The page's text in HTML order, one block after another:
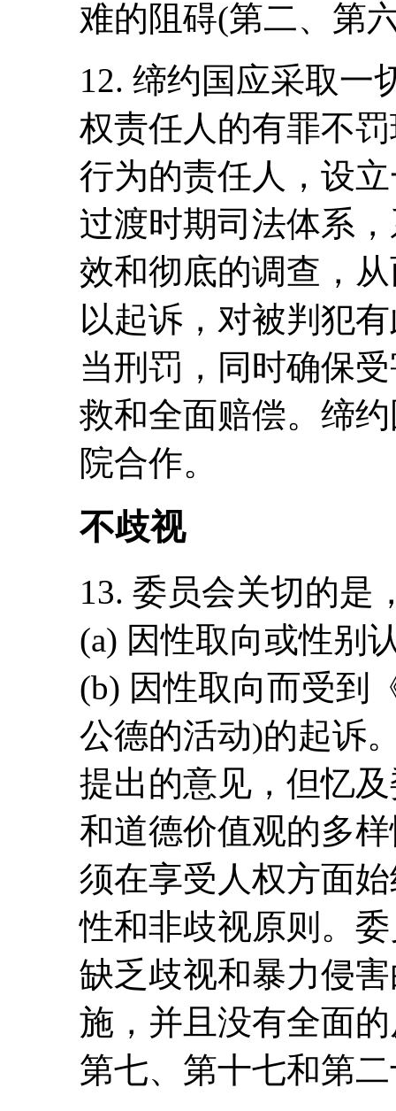
难的阻碍(第二、第
12. 缔约国应采取一
权责任人的有罪不
行为的责任人，设
过渡时期司法体系
效和彻底的调查，
以起诉，对被判犯
当刑罚，同时确保
救和全面赔偿。缔
院合作。
不歧视
13. 委员会关切的是
(a) 因性取向或性别
(b) 因性取向而受到
公德的活动)的起诉
提出的意见，但忆
和道德价值观的多
须在享受人权方面
性和非歧视原则。
缺乏歧视和暴力侵
施，并且没有全面
第七、第十七和第